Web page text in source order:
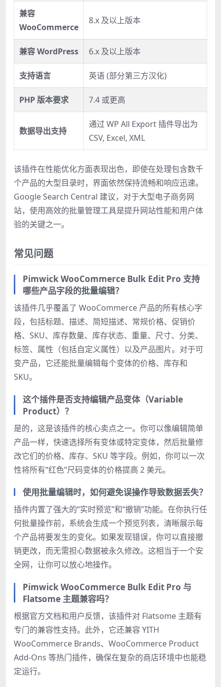
兼容
WooCommerce
8.x 及以上版本
兼容 WordPress 6.x 及以上版本
支持语言 英语 (部分第三方汉化)
PHP 版本要求 7.4 或更高
数据导出支持
通过 WP All Export 插件导出为
CSV, Excel, XML
该插件在性能优化方面表现出色，即使在处理包含数千
个产品的大型目录时，界面依然保持流畅和响应迅速。
Google Search Central 建议，对于大型电子商务网
站，使用高效的批量管理工具是提升网站性能和用户体
验的关键之一。
常见问题
Pimwick WooCommerce Bulk Edit Pro 支持
哪些产品字段的批量编辑？
该插件几乎覆盖了 WooCommerce 产品的所有核心字
段，包括标题、描述、简短描述、常规价格、促销价
格、SKU、库存数量、库存状态、重量、尺寸、分类、
标签、属性（包括自定义属性）以及产品图片。对于可
变产品，它还能批量编辑每个变体的价格、库存和
SKU。
这个插件是否支持编辑产品变体（Variable
Product）？
是的，这是该插件的核心卖点之一。你可以像编辑简单
产品一样，快速选择所有变体或特定变体，然后批量修
改它们的价格、库存、SKU 等字段。例如，你可以一次
性将所有“红色”尺码变体的价格提高 2 美元。
使用批量编辑时，如何避免误操作导致数据丢失？
插件内置了强大的“实时预览”和“撤销”功能。在你执行任
何批量操作前，系统会生成一个预览列表，清晰展示每
个产品将要发生的变化。如果发现错误，你可以直接撤
销更改，而无需担心数据被永久修改。这相当于一个安
全网，让你可以放心地操作。
Pimwick WooCommerce Bulk Edit Pro 与
Flatsome 主题兼容吗？
根据官方文档和用户反馈，该插件对 Flatsome 主题有
专门的兼容性支持。此外，它还兼容 YITH
WooCommerce Brands、WooCommerce Product
Add-Ons 等热门插件，确保在复杂的商店环境中也能稳
定运行。